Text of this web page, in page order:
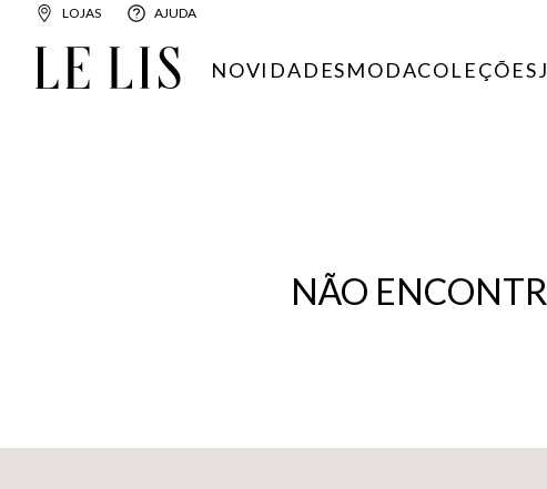
LOJAS AJUDA
NOVIDADESMODACOLEÇÕES
NÃO